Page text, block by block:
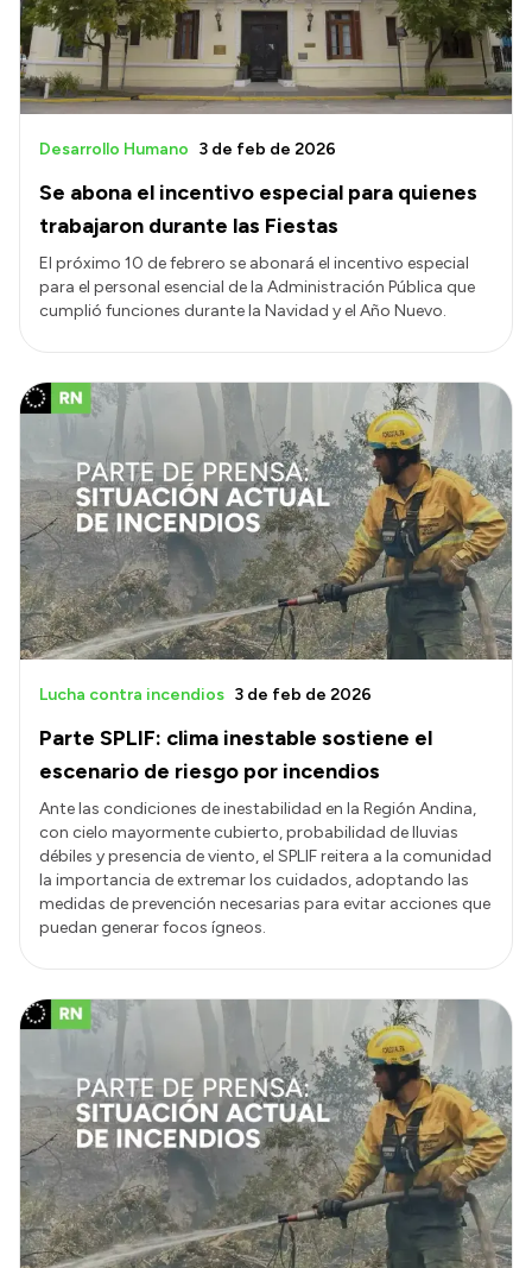
Se abona el incentivo especial para quienes
trabajaron durante las Fiestas
Desarrollo Humano 3 de feb de 2026
El próximo 10 de febrero se abonará el incentivo especial
para el personal esencial de la Administración Pública que
cumplió funciones durante la Navidad y el Año Nuevo.
Parte SPLIF: clima inestable sostiene el
escenario de riesgo por incendios
Lucha contra incendios 3 de feb de 2026
Ante las condiciones de inestabilidad en la Región Andina,
con cielo mayormente cubierto, probabilidad de lluvias
débiles y presencia de viento, el SPLIF reitera a la comunidad
la importancia de extremar los cuidados, adoptando las
medidas de prevención necesarias para evitar acciones que
puedan generar focos ígneos.